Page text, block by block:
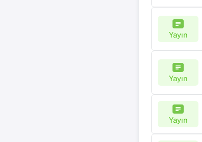
Yayın
Yayın
Yayın